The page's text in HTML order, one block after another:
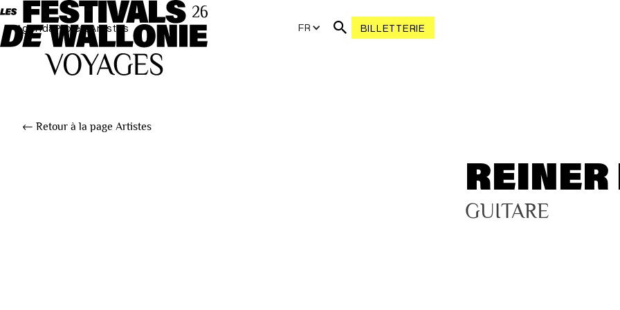
AgendaProjetsArtistes FR BILLETTERIE
← Retour à la page Artistes
GUITARE